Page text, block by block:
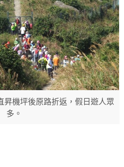
昇機坪後原路折返，假日遊人眾
多。